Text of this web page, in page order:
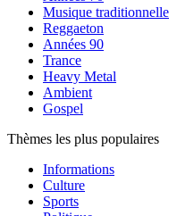
Musique traditionnelle
Reggaeton
Années 90
Trance
Heavy Metal
Ambient
Gospel
Thèmes les plus populaires
Informations
Culture
Sports